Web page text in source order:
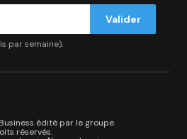
Valider
par semaine).
édité par le groupe
réservés.